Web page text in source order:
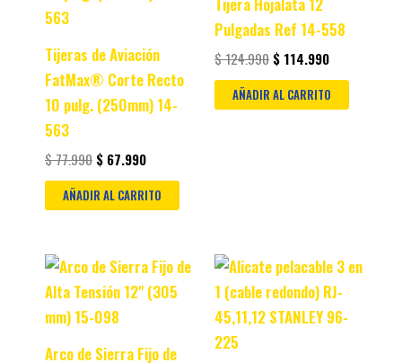
Tijeras de Aviación
FatMax® Corte Recto
10 pulg. (250mm) 14-
563
$77.990 $ 67.990
AÑADIR AL CARRITO
Pulgadas Ref 14-558
$124.990 $ 114.990
AÑADIR AL CARRITO
Arco de Sierra Fijo de
Original
price
was:
$ 90.990.
Current
price
is:
Original
price
was:
$ 81.990.
Current
price
is:
$ 71.990.